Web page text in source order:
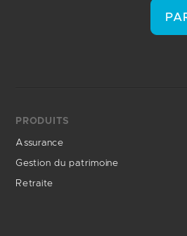
PRODUITS
Assurance
Gestion du patrimoine
Retraite